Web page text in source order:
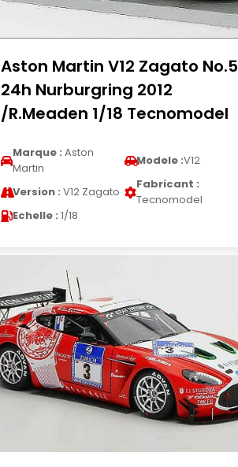
Aston Martin V12 Zagato No.5
24h Nurburgring 2012
/R.Meaden 1/18 Tecnomodel
Marque : Aston
Martin
Modele :V12
Version : V12 Zagato
Fabricant :
Tecnomodel
Echelle : 1/18